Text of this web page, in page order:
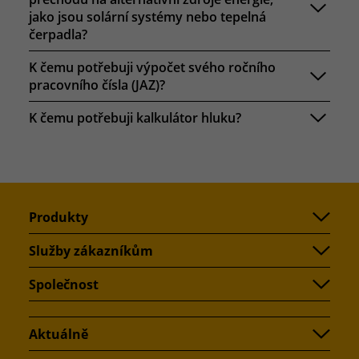
jako jsou solární systémy nebo tepelná
čerpadla?
K čemu potřebuji výpočet svého ročního
pracovního čísla (JAZ)?
K čemu potřebuji kalkulátor hluku?
Produkty
Služby zákazníkům
Společnost
Aktuálně